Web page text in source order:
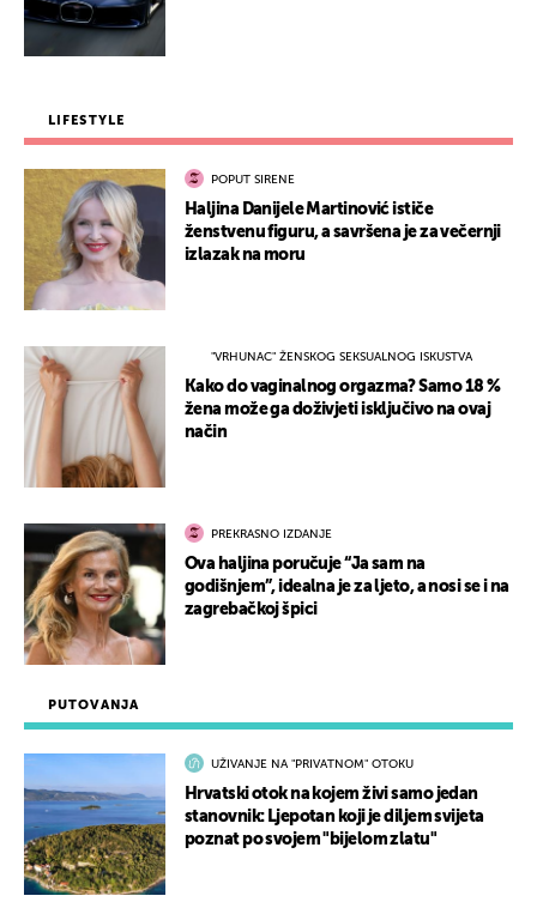
PUTOVANJA
UŽIVANJE NA "PRIVATNOM" OTOKU
Hrvatski otok na kojem živi samo jedan
stanovnik: Ljepotan koji je diljem svijeta
poznat po svojem "bijelom zlatu"
LIFESTYLE
POPUT SIRENE
Haljina Danijele Martinović ističe
ženstvenu figuru, a savršena je za večernji
izlazak na moru
"VRHUNAC" ŽENSKOG SEKSUALNOG ISKUSTVA
Kako do vaginalnog orgazma? Samo 18 %
žena može ga doživjeti isključivo na ovaj
način
PREKRASNO IZDANJE
Ova haljina poručuje “Ja sam na
godišnjem”, idealna je za ljeto, a nosi se i na
zagrebačkoj špici